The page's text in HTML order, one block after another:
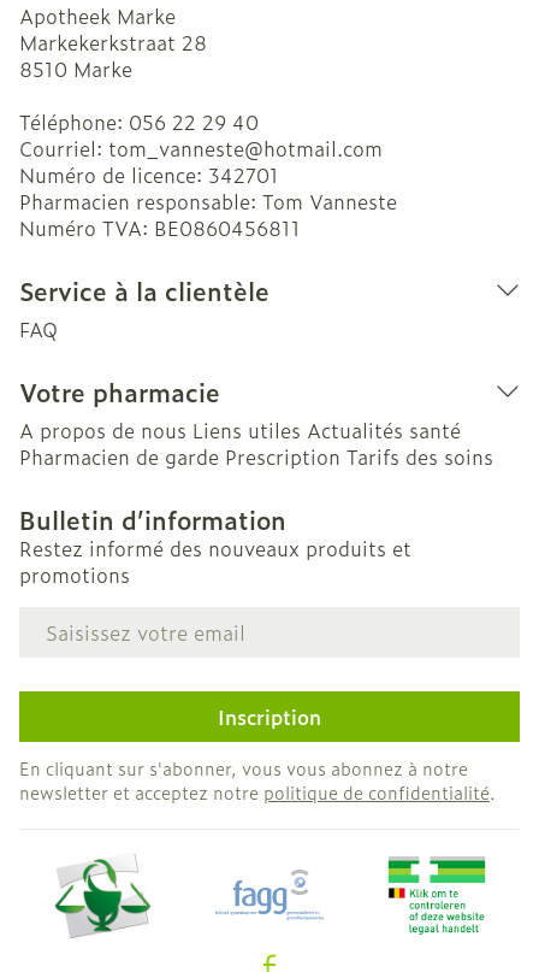
Apotheek Marke
Markekerkstraat 28
8510 Marke
Téléphone: 056 22 29 40
Courriel: tom_vanneste@hotmail.com
Numéro de licence: 342701
Pharmacien responsable: Tom Vanneste
Numéro TVA: BE0860456811
Service à la clientèle
FAQ
Votre pharmacie
A propos de nous Liens utiles Actualités santé
Pharmacien de garde Prescription Tarifs des soins
Bulletin d’information
Restez informé des nouveaux produits et
promotions
Adresse mail
Inscription
En cliquant sur s'abonner, vous vous abonnez à notre
newsletter et acceptez notre politique de confidentialité.